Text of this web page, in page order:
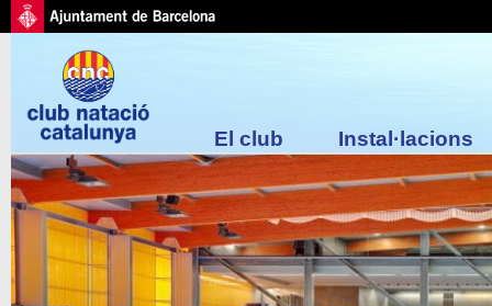
El club Instal·lacions